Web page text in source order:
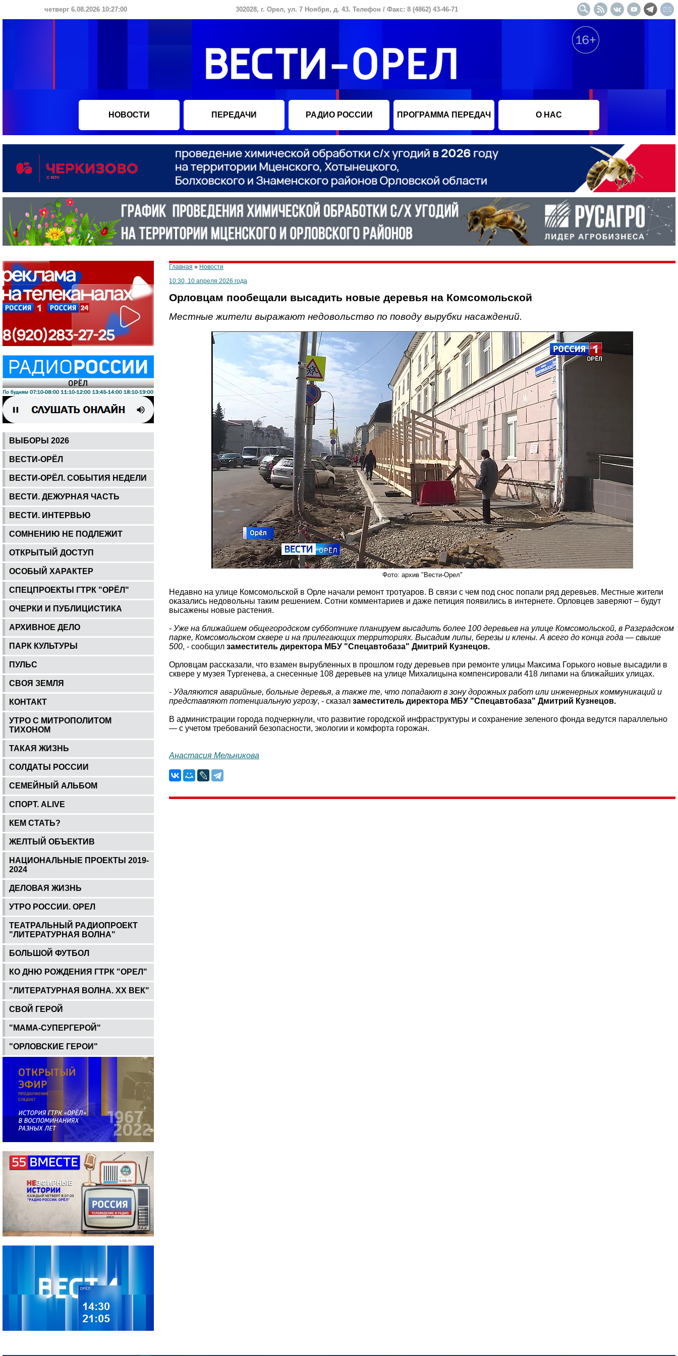
четверг 6.08.2026 10:27:01 302028, г. Орел, ул. 7 Ноября, д. 43. Телефон / Факс: 8 (4862) 43-46-71
НОВОСТИ ПЕРЕДАЧИ РАДИО РОССИИ ПРОГРАММА ПЕРЕДАЧ О НАС
ВЫБОРЫ 2026
ВЕСТИ-ОРЁЛ
ВЕСТИ-ОРЁЛ. СОБЫТИЯ НЕДЕЛИ
ВЕСТИ. ДЕЖУРНАЯ ЧАСТЬ
ВЕСТИ. ИНТЕРВЬЮ
СОМНЕНИЮ НЕ ПОДЛЕЖИТ
ОТКРЫТЫЙ ДОСТУП
ОСОБЫЙ ХАРАКТЕР
СПЕЦПРОЕКТЫ ГТРК "ОРЁЛ"
ОЧЕРКИ И ПУБЛИЦИСТИКА
АРХИВНОЕ ДЕЛО
ПАРК КУЛЬТУРЫ
ПУЛЬС
СВОЯ ЗЕМЛЯ
КОНТАКТ
УТРО С МИТРОПОЛИТОМ
ТИХОНОМ
ТАКАЯ ЖИЗНЬ
СОЛДАТЫ РОССИИ
СЕМЕЙНЫЙ АЛЬБОМ
СПОРТ. ALIVE
КЕМ СТАТЬ?
ЖЕЛТЫЙ ОБЪЕКТИВ
НАЦИОНАЛЬНЫЕ ПРОЕКТЫ 2019-
2024
ДЕЛОВАЯ ЖИЗНЬ
УТРО РОССИИ. ОРЕЛ
ТЕАТРАЛЬНЫЙ РАДИОПРОЕКТ
"ЛИТЕРАТУРНАЯ ВОЛНА"
БОЛЬШОЙ ФУТБОЛ
КО ДНЮ РОЖДЕНИЯ ГТРК "ОРЕЛ"
"ЛИТЕРАТУРНАЯ ВОЛНА. ХХ ВЕК"
СВОЙ ГЕРОЙ
"МАМА-СУПЕРГЕРОЙ"
"ОРЛОВСКИЕ ГЕРОИ"
Главная » Новости
10:30, 10 апреля 2026 года
Орловцам пообещали высадить новые деревья на Комсомольской
Местные жители выражают недовольство по поводу вырубки насаждений.
Фото: архив "Вести-Орел"
Недавно на улице Комсомольской в Орле начали ремонт тротуаров. В связи с чем под снос попали ряд деревьев. Местные жители
оказались недовольны таким решением. Сотни комментариев и даже петиция появились в интернете. Орловцев заверяют – будут
высажены новые растения.
- Уже на ближайшем общегородском субботнике планируем высадить более 100 деревьев на улице Комсомольской, в Разградском
парке, Комсомольском сквере и на прилегающих территориях. Высадим липы, березы и клены. А всего до конца года — свыше
500, - сообщил заместитель директора МБУ "Спецавтобаза" Дмитрий Кузнецов.
Орловцам рассказали, что взамен вырубленных в прошлом году деревьев при ремонте улицы Максима Горького новые высадили в
сквере у музея Тургенева, а снесенные 108 деревьев на улице Михалицына компенсировали 418 липами на ближайших улицах.
- Удаляются аварийные, больные деревья, а также те, что попадают в зону дорожных работ или инженерных коммуникаций и
представляют потенциальную угрозу, - сказал заместитель директора МБУ "Спецавтобаза" Дмитрий Кузнецов.
В администрации города подчеркнули, что развитие городской инфраструктуры и сохранение зеленого фонда ведутся параллельно
— с учетом требований безопасности, экологии и комфорта горожан.
Анастасия Мельникова